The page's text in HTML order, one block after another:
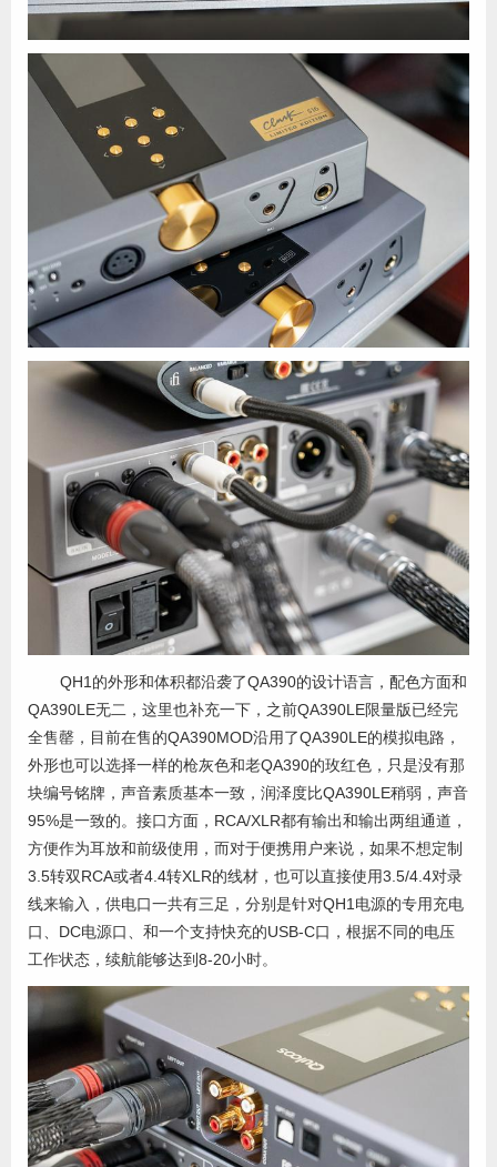
QH1的外形和体积都沿袭了QA390的设计语言，配色方面和
QA390LE无二，这里也补充一下，之前QA390LE限量版已经完
全售罄，目前在售的QA390MOD沿用了QA390LE的模拟电路，
外形也可以选择一样的枪灰色和老QA390的玫红色，只是没有那
块编号铭牌，声音素质基本一致，润泽度比QA390LE稍弱，声音
95%是一致的。接口方面，RCA/XLR都有输出和输出两组通道，
方便作为耳放和前级使用，而对于便携用户来说，如果不想定制
3.5转双RCA或者4.4转XLR的线材，也可以直接使用3.5/4.4对录
线来输入，供电口一共有三足，分别是针对QH1电源的专用充电
口、DC电源口、和一个支持快充的USB-C口，根据不同的电压
工作状态，续航能够达到8-20小时。